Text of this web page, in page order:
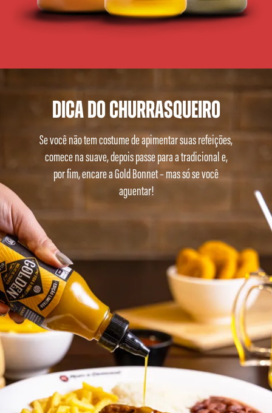
Dica do churrasqueiro
Se você não tem costume de apimentar suas refeições,
comece na suave, depois passe para a tradicional e,
por fim,encare aGold Bonnet– mas só se você
aguentar!